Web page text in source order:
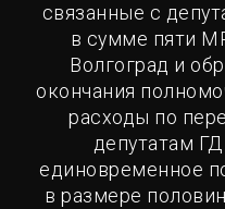
связанные с
в сумме пяти
Волгоград и
окончания
расходы по
депутатам
единовременное
в размере